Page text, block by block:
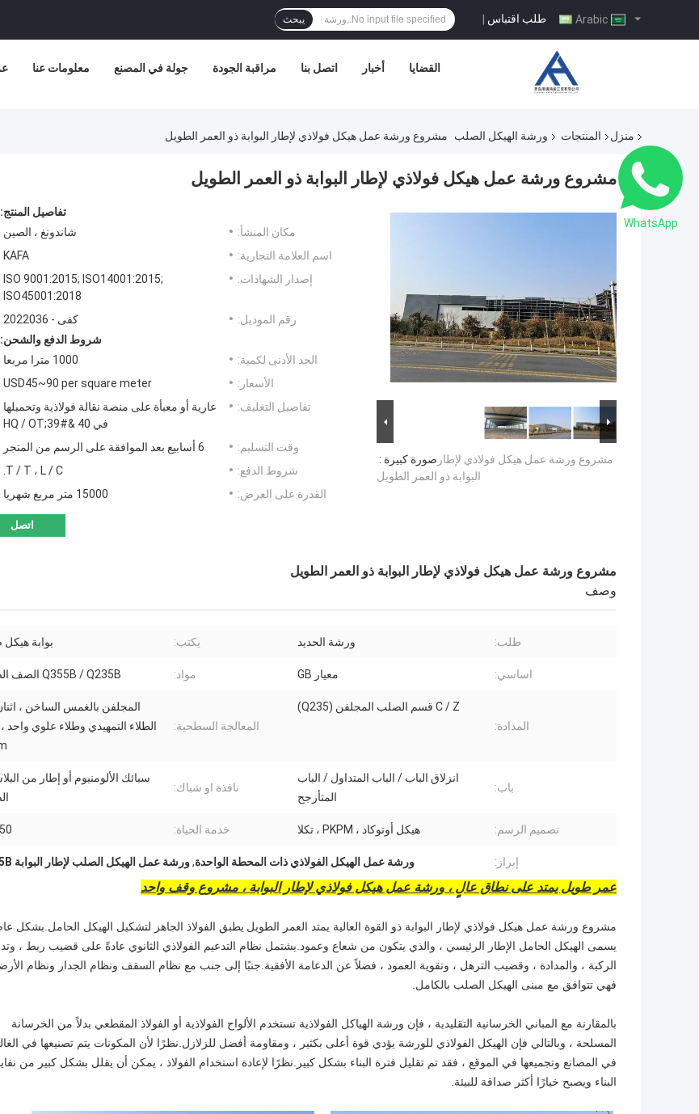
طلب اقتباس | يبحث
معلومات عنا جولة في المصنع مراقبة الجودة اتصل بنا أخبار القضايا
منزل المنتجات ورشة الهيكل الصلب مشروع ورشة عمل هيكل فولاذي لإطار البوابة ذو العمر الطويل
مشروع ورشة عمل هيكل فولاذي لإطار البوابة ذو العمر الطويل
صورة كبيرة : مشروع ورشة عمل هيكل فولاذي لإطار
البوابة ذو العمر الطويل
تفاصيل المنتج:
مكان المنشأ:
شاندونغ ، الصين
اسم العلامة التجارية:
KAFA
إصدار الشهادات:
ISO 9001:2015; ISO14001:2015;
ISO45001:2018
رقم الموديل:
كفى - 2022036
شروط الدفع والشحن:
الحد الأدنى لكمية:
1000 مترا مربعا
الأسعار:
USD45~90 per square meter
تفاصيل التغليف:
عارية أو معبأة على منصة نقالة فولاذية وتحميلها
في 40 &#39;HQ / OT
وقت التسليم:
6 أسابيع بعد الموافقة على الرسم من المتجر
شروط الدفع:
T / T ، L / C.
القدرة على العرض:
15000 متر مربع شهريا
اتصل
مشروع ورشة عمل هيكل فولاذي لإطار البوابة ذو العمر الطويل
وصف
طلب: ورشة الحديد يكتب: بوابة
اساسي: معيار GB مواد: Q355B / Q235B الصف الصلب
المدادة:
C / Z قسم الصلب المجلفن (Q235)
المعالجة السطحية:
المجلفن بالغمس الساخن ،
باب:
انزلاق الباب / الباب المتداول / الباب
المتأرجح
نافذة او شباك:
سبائك الألومنيوم أو إطار من
تصميم الرسم: هيكل أوتوكاد ، PKPM ، تكلا خدمة الحياة: 50 سنة
إبراز: ورشة عمل الهيكل الفولاذي ذات المحطة الواحدة,ورشة عمل الهيكل الصلب لإطار البوابة Q235B
عمر طويل يمتد على نطاق عالٍ ، ورشة عمل هيكل فولاذي لإطار البوابة ، مشروع وقف واحد
مشروع ورشة عمل هيكل فولاذي لإطار البوابة ذو القوة العالية يمتد العمر الطويل يطبق الفولاذ الجاهز لتشكيل الهيكل الحامل.بشكل
يسمى الهيكل الحامل الإطار الرئيسي ، والذي يتكون من شعاع وعمود.يشتمل نظام التدعيم الفولاذي الثانوي عادةً على قضيب ربط ،
الركبة ، والمدادة ، وقضيب الترهل ، وتقوية العمود ، فضلاً عن الدعامة الأفقية.جنبًا إلى جنب مع نظام السقف ونظام الجدار ونظام
فهي تتوافق مع مبنى الهيكل الصلب بالكامل.
بالمقارنة مع المباني الخرسانية التقليدية ، فإن ورشة الهياكل الفولاذية تستخدم الألواح الفولاذية أو الفولاذ المقطعي بدلاً من الخرسانة
المسلحة ، وبالتالي فإن الهيكل الفولاذي للورشة يؤدي قوة أعلى بكثير ، ومقاومة أفضل للزلازل.نظرًا لأن المكونات يتم تصنيعها في
في المصانع وتجميعها في الموقع ، فقد تم تقليل فترة البناء بشكل كبير.نظرًا لإعادة استخدام الفولاذ ، يمكن أن يقلل بشكل كبير من
البناء ويصبح خيارًا أكثر صداقة للبيئة.
WhatsApp